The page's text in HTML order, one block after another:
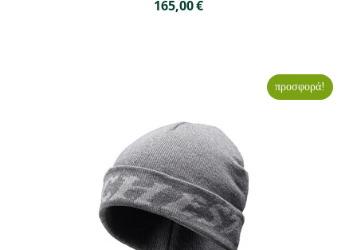
165,00€
προσφορά!